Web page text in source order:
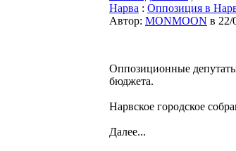
Нарва : Оппозиция в
Автор: MONMOON в 22/
Оппозиционные
бюджета.
Нарвское городское
Далее...